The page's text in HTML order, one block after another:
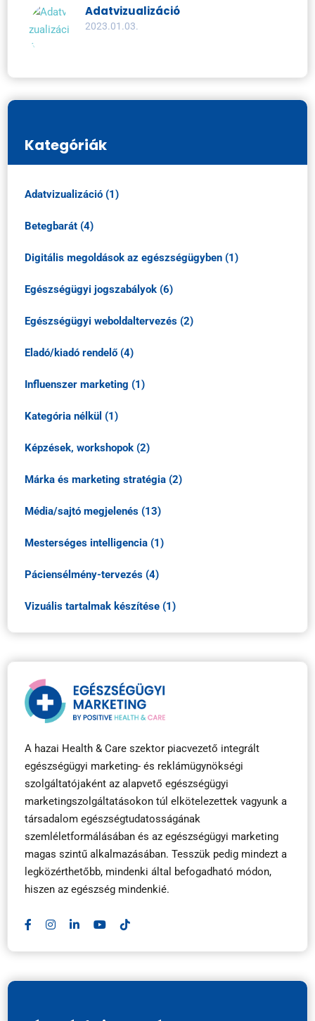
Adatvizualizáció
2023.01.03.
Kategóriák
Adatvizualizáció (1)
Betegbarát (4)
Digitális megoldások az egészségügyben (1)
Egészségügyi jogszabályok (6)
Egészségügyi weboldaltervezés (2)
Eladó/kiadó rendelő (4)
Influenszer marketing (1)
Kategória nélkül (1)
Képzések, workshopok (2)
Márka és marketing stratégia (2)
Média/sajtó megjelenés (13)
Mesterséges intelligencia (1)
Páciensélmény-tervezés (4)
Vizuális tartalmak készítése (1)
A hazai Health & Care szektor piacvezető integrált
egészségügyi marketing- és reklámügynökségi
szolgáltatójaként az alapvető egészségügyi
marketingszolgáltatásokon túl elkötelezettek vagyunk a
társadalom egészségtudatosságának
szemléletformálásában és az egészségügyi marketing
magas szintű alkalmazásában. Tesszük pedig mindezt a
legközérthetőbb, mindenki által befogadható módon,
hiszen az egészség mindenkié.